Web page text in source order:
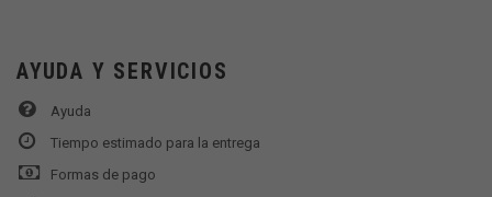
AYUDA Y SERVICIOS
Ayuda
Tiempo estimado para la entrega
Formas de pago